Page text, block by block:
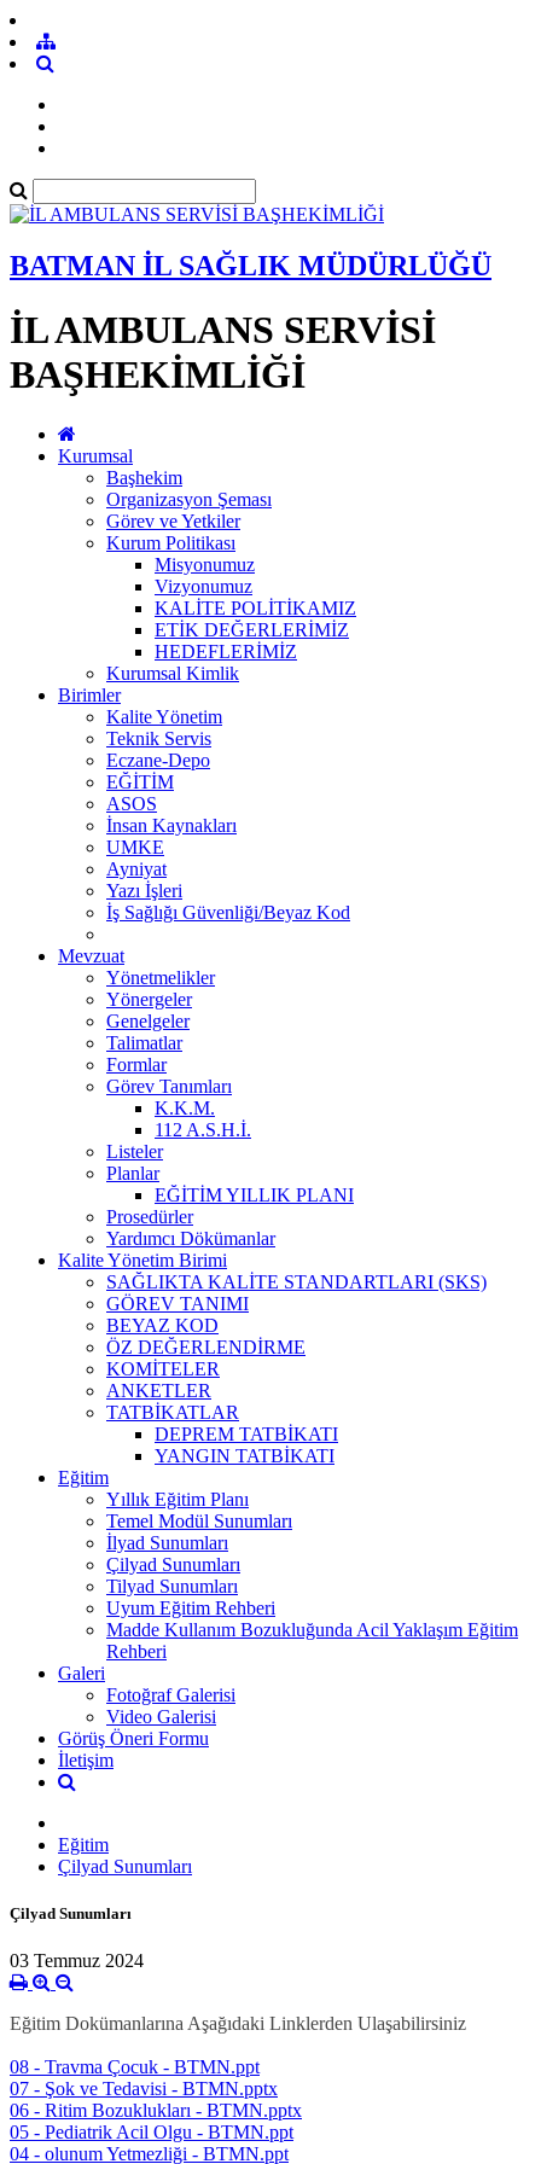
BATMAN İL SAĞLIK MÜDÜRLÜĞÜ
İL AMBULANS SERVİSİ
BAŞHEKİMLİĞİ
Kurumsal
Başhekim
Organizasyon Şeması
Görev ve Yetkiler
Kurum Politikası
Misyonumuz
Vizyonumuz
KALİTE POLİTİKAMIZ
ETİK DEĞERLERİMİZ
HEDEFLERİMİZ
Kurumsal Kimlik
Birimler
Kalite Yönetim
Teknik Servis
Eczane-Depo
EĞİTİM
ASOS
İnsan Kaynakları
UMKE
Ayniyat
Yazı İşleri
İş Sağlığı Güvenliği/Beyaz Kod
Mevzuat
Yönetmelikler
Yönergeler
Genelgeler
Talimatlar
Formlar
Görev Tanımları
K.K.M.
112 A.S.H.İ.
Listeler
Planlar
EĞİTİM YILLIK PLANI
Prosedürler
Yardımcı Dökümanlar
Kalite Yönetim Birimi
SAĞLIKTA KALİTE STANDARTLARI (SKS)
GÖREV TANIMI
BEYAZ KOD
ÖZ DEĞERLENDİRME
KOMİTELER
ANKETLER
TATBİKATLAR
DEPREM TATBİKATI
YANGIN TATBİKATI
Eğitim
Yıllık Eğitim Planı
Temel Modül Sunumları
İlyad Sunumları
Çilyad Sunumları
Tilyad Sunumları
Uyum Eğitim Rehberi
Madde Kullanım Bozukluğunda Acil Yaklaşım Eğitim
Rehberi
Galeri
Fotoğraf Galerisi
Video Galerisi
Görüş Öneri Formu
İletişim
Eğitim
Çilyad Sunumları
Çilyad Sunumları
03 Temmuz 2024
Eğitim Dokümanlarına Aşağıdaki Linklerden Ulaşabilirsiniz
08 - Travma Çocuk - BTMN.ppt
07 - Şok ve Tedavisi - BTMN.pptx
06 - Ritim Bozuklukları - BTMN.pptx
05 - Pediatrik Acil Olgu - BTMN.ppt
04 - olunum Yetmezliği - BTMN.ppt